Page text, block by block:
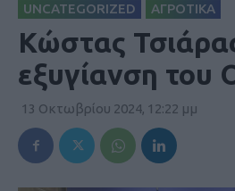
ΑΓΩΝ
UNCATEGORIZED ΑΓΡΟΤΙΚΑ
Κώστας
εξυγίανση
13 Οκτωβρίου 2024, 12:22 μμ